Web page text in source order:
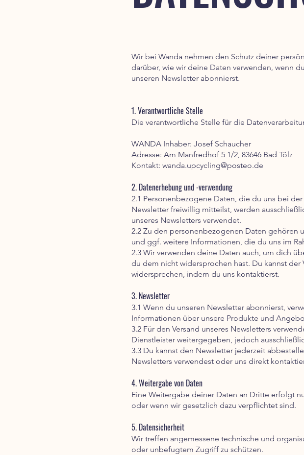
Wir bei Wanda nehmen den Schutz deiner
darüber, wie wir deine Daten verwenden, wenn
unseren Newsletter abonnierst.
1. Verantwortliche Stelle
Die verantwortliche Stelle für die
WANDA Inhaber: Josef Schaucher
Adresse: Am Manfredhof 5 1/2, 83646 Bad Tölz
Kontakt: wanda.upcycling@posteo.de
2. Datenerhebung und -verwendung
2.1 Personenbezogene Daten, die du uns bei
Newsletter freiwillig mitteilst, werden
unseres Newsletters verwendet.
2.2 Zu den personenbezogenen Daten gehören
und ggf. weitere Informationen, die du uns im
2.3 Wir verwenden deine Daten auch, um dich
du dem nicht widersprochen hast. Du kannst
widersprechen, indem du uns kontaktierst.
3. Newsletter
3.1 Wenn du unseren Newsletter abonnierst,
Informationen über unsere Produkte und
3.2 Für den Versand unseres Newsletters
Dienstleister weitergegeben, jedoch
3.3 Du kannst den Newsletter jederzeit
Newsletters verwendest oder uns direkt
4. Weitergabe von Daten
Eine Weitergabe deiner Daten an Dritte erfolgt
oder wenn wir gesetzlich dazu verpflichtet sind.
5. Datensicherheit
Wir treffen angemessene technische und
oder unbefugtem Zugriff zu schützen.